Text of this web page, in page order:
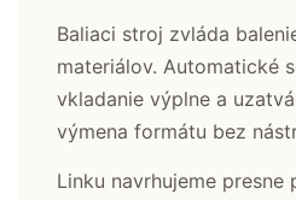
Baliaci stroj zvláda
materiálov. Automatické
vkladanie výplne a
výmena formátu bez
Linku navrhujeme